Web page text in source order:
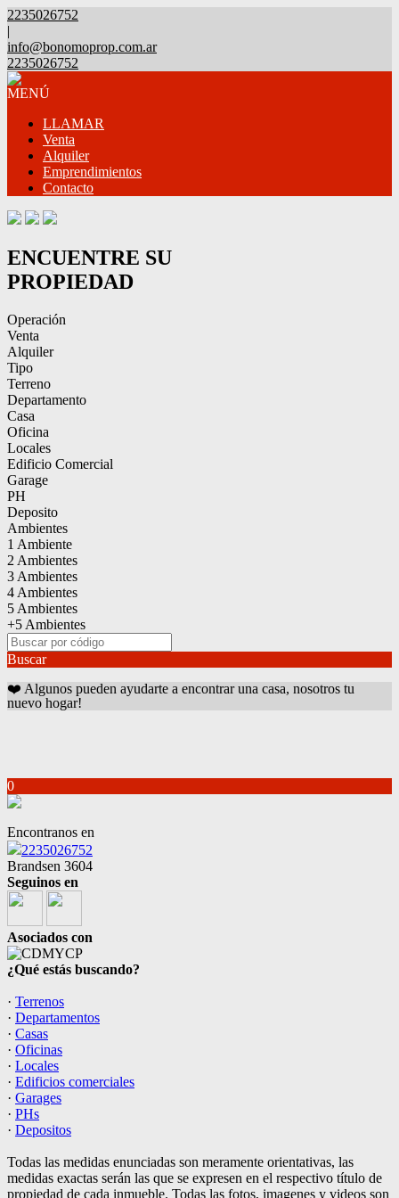
2235026752
|
info@bonomoprop.com.ar
2235026752
MENÚ
LLAMAR
Venta
Alquiler
Emprendimientos
Contacto
ENCUENTRE SU
PROPIEDAD
Operación
Venta
Alquiler
Tipo
Terreno
Departamento
Casa
Oficina
Locales
Edificio Comercial
Garage
PH
Deposito
Ambientes
1 Ambiente
2 Ambientes
3 Ambientes
4 Ambientes
5 Ambientes
+5 Ambientes
Buscar
❤️ Algunos pueden ayudarte a encontrar una casa, nosotros tu
nuevo hogar!
0
Encontranos en
2235026752
Brandsen 3604
Seguinos en
Asociados con
¿Qué estás buscando?
· Terrenos
· Departamentos
· Casas
· Oficinas
· Locales
· Edificios comerciales
· Garages
· PHs
· Depositos
Todas las medidas enunciadas son meramente orientativas, las
medidas exactas serán las que se expresen en el respectivo título de
propiedad de cada inmueble. Todas las fotos, imagenes y videos son